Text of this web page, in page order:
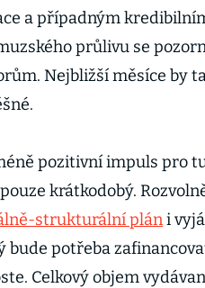
a případným
průlivu se
Nejbližší měsíce by
pozitivní impuls pro
krátkodobý.
strukturální pláni
bude potřeba
Celkový objem